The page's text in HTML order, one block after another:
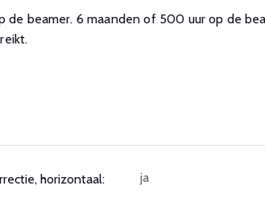
de beamer. 6 maanden of 500 uur op de
horizontaal: ja